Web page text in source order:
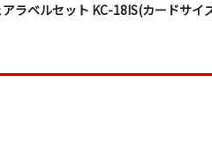
ラベルセット KC-18IS(カードサ